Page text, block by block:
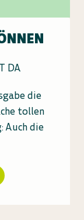
DA
die
tollen
Auch die